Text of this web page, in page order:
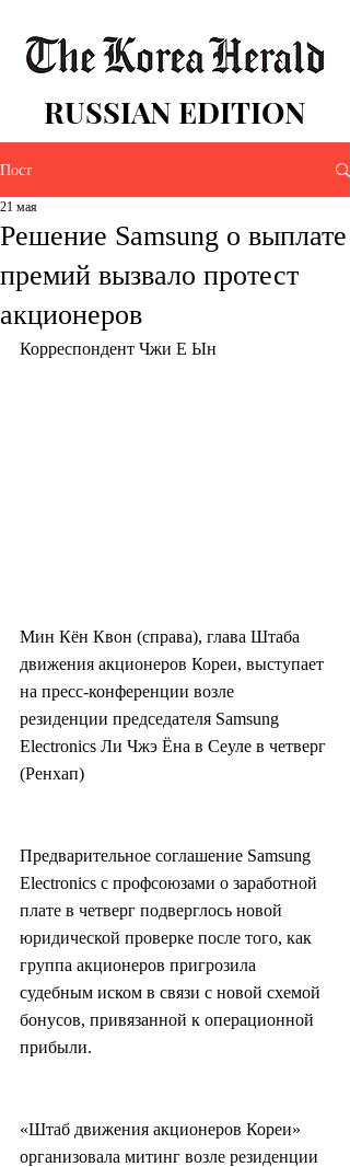
RUSSIAN EDITION
Пост
Решение Samsung о выплате
премий вызвало протест
акционеров
21 мая
Корреспондент Чжи Е Ын
Мин Кён Квон (справа), глава Штаба
движения акционеров Кореи, выступает
на пресс-конференции возле
резиденции председателя Samsung
Electronics Ли Чжэ Ёна в Сеуле в четверг
(Ренхап)
Предварительное соглашение Samsung
Electronics с профсоюзами о заработной
плате в четверг подверглось новой
юридической проверке после того, как
группа акционеров пригрозила
судебным иском в связи с новой схемой
бонусов, привязанной к операционной
прибыли.
«Штаб движения акционеров Кореи»
организовала митинг возле резиденции